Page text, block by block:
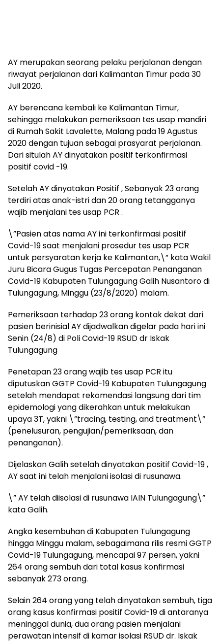
AY merupakan seorang pelaku perjalanan dengan
riwayat perjalanan dari Kalimantan Timur pada 30
Juli 2020.
AY berencana kembali ke Kalimantan Timur,
sehingga melakukan pemeriksaan tes usap mandiri
di Rumah Sakit Lavalette, Malang pada 19 Agustus
2020 dengan tujuan sebagai prasyarat perjalanan.
Dari situlah AY dinyatakan positif terkonfirmasi
positif covid -19.
Setelah AY dinyatakan Positif , Sebanyak 23 orang
terdiri atas anak-istri dan 20 orang tetangganya
wajib menjalani tes usap PCR .
\”Pasien atas nama AY ini terkonfirmasi positif
Covid-19 saat menjalani prosedur tes usap PCR
untuk persyaratan kerja ke Kalimantan,\” kata Wakil
Juru Bicara Gugus Tugas Percepatan Penanganan
Covid-19 Kabupaten Tulungagung Galih Nusantoro di
Tulungagung, Minggu (23/8/2020) malam.
Pemeriksaan terhadap 23 orang kontak dekat dari
pasien berinisial AY dijadwalkan digelar pada hari ini
Senin (24/8) di Poli Covid-19 RSUD dr Iskak
Tulungagung
Penetapan 23 orang wajib tes usap PCR itu
diputuskan GGTP Covid-19 Kabupaten Tulungagung
setelah mendapat rekomendasi langsung dari tim
epidemologi yang dikerahkan untuk melakukan
upaya 3T, yakni \”tracing, testing, and treatment\”
(penelusuran, pengujian/pemeriksaan, dan
penanganan).
Dijelaskan Galih setelah dinyatakan positif Covid-19 ,
AY saat ini telah menjalani isolasi di rusunawa.
\” AY telah diisolasi di rusunawa IAIN Tulungagung\”
kata Galih.
Angka kesembuhan di Kabupaten Tulungagung
hingga Minggu malam, sebagaimana rilis resmi GGTP
Covid-19 Tulungagung, mencapai 97 persen, yakni
264 orang sembuh dari total kasus konfirmasi
sebanyak 273 orang.
Selain 264 orang yang telah dinyatakan sembuh, tiga
orang kasus konfirmasi positif Covid-19 di antaranya
meninggal dunia, dua orang pasien menjalani
perawatan intensif di kamar isolasi RSUD dr. Iskak